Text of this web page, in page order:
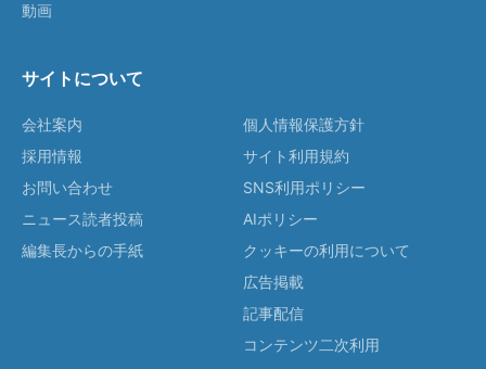
動画
サイトについて
会社案内
採用情報
お問い合わせ
ニュース読者投稿
編集長からの手紙
個人情報保護方針
サイト利用規約
SNS利用ポリシー
AIポリシー
クッキーの利用について
広告掲載
記事配信
コンテンツ二次利用